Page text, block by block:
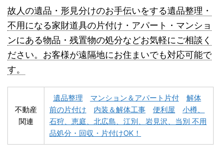
名寄市不用品回収 士別市不用品回収
深川市不用品回収 夕張市不用品回収
故人の遺品・形見分けのお手伝いをする遺品整理・
不用になる家財道具の片付け・アパート・マンショ
ンにある物品・残置物の処分などお気軽にご相談く
ださい。お客様が遠隔地にお住まいでも対応可能で
す。
不動産
関連
遺品整理 マンション＆アパート片付
解体
前の片付け
内装＆解体工事 便利屋
小樽、
石狩、恵庭、北広島、江別、岩見沢、当別 不用
品処分・回収・片付けOK！